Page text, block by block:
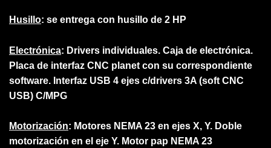
Husillo: se entrega con husillo de 2 HP
Electrónica: Drivers individuales. Caja de electrónica.
Placa de interfaz CNC planet con su correspondiente
software. Interfaz USB 4 ejes c/drivers 3A (soft CNC
USB) C/MPG
Motorización: Motores NEMA 23 en ejes X, Y. Doble
motorización en el eje Y. Motor pap NEMA 23